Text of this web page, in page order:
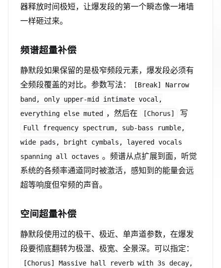
器释放时间极短，让爆发段的第一个瞬态像一堵墙
一样砸过来。
频谱超量补偿
静默段如果保留的是极窄频段元素，爆发段必须有
全频段覆盖的对比。参数写法：
[Break] Narrow
band, only upper-mid intimate vocal,
everything else muted
，然后在 [Chorus] 写
Full frequency spectrum, sub-bass rumble,
wide pads, bright cymbals, layered vocals
spanning all octaves 。频谱从点扩展到面，听觉
系统的各频率通道同时被激活，感知到的能量会远
超等响度但窄频的声音。
空间超量补偿
静默段使用过的极干、极近、单声道参数，在爆发
段要彻底翻转为极湿、极宽、全景深。可以指定：
[Chorus] Massive hall reverb with 3s decay,